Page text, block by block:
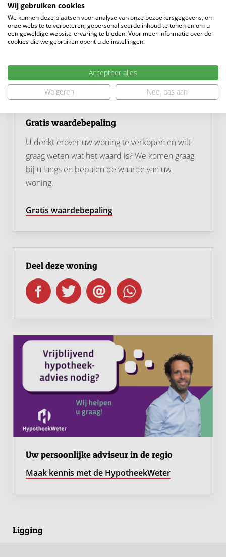
Gratis waardebepaling
U denkt erover uw woning te verkopen en wilt
graag weten wat het waard is? We komen graag
bij u langs en bepalen de waarde van uw
woning.
Gratis waardebepaling
Deel deze woning
Uw persoonlijke adviseur in de regio
Maak kennis met de HypotheekWeter
Ligging
Wij gebruiken cookies
We kunnen deze plaatsen voor analyse van onze bezoekersgegevens, om
onze website te verbeteren, gepersonaliseerde inhoud te tonen en om u
een geweldige website-ervaring te bieden. Voor meer informatie over de
cookies die we gebruiken opent u de instellingen.
Accepteer alles
Weigeren
Nee, pas aan